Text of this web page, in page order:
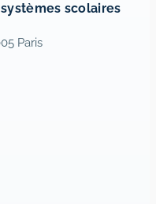
scolaires
Paris